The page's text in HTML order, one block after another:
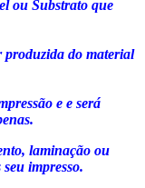
ou Substrato que
produzida do material
e e será
laminação ou
impresso.